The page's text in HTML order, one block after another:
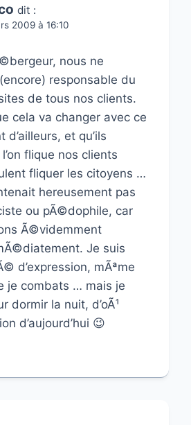
dit :
2009 à 16:10
nous ne
responsable du
de tous nos clients.
cela va changer avec ce
d’ailleurs, et qu’ils
flique nos clients
fliquer les citoyens …
hereusement pas
ou pÃ©dophile, car
Ã©videmment
Je suis
d’expression, mÃªme
je combats … mais je
dormir la nuit, d’oÃ¹
d’aujourd’hui 😉